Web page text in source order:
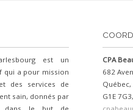
est un
qui a pour mission
des services de
sain, donnés par
CPA
682
G1E